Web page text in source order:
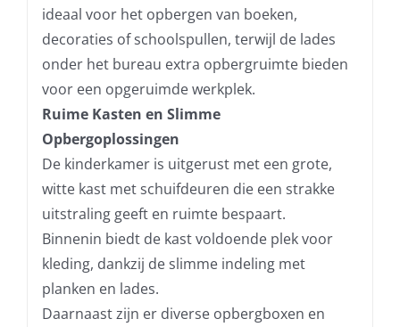
ideaal voor het opbergen van boeken,
decoraties of schoolspullen, terwijl de lades
onder het bureau extra opbergruimte bieden
voor een opgeruimde werkplek.
Ruime Kasten en Slimme
Opbergoplossingen
De kinderkamer is uitgerust met een grote,
witte kast met schuifdeuren die een strakke
uitstraling geeft en ruimte bespaart.
Binnenin biedt de kast voldoende plek voor
kleding, dankzij de slimme indeling met
planken en lades.
Daarnaast zijn er diverse opbergboxen en